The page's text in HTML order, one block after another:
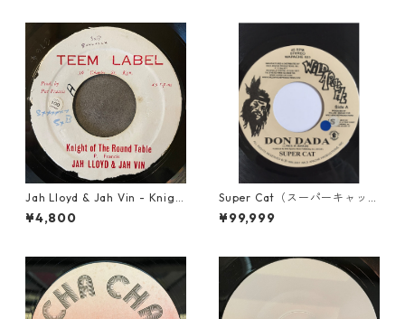
Jah Lloyd & Jah Vin - Knigh
t Of The Round Table【7-21
908】
¥4,800
Super Cat（スーパーキャッ
ト） - Don Dada【7inch】
¥99,999